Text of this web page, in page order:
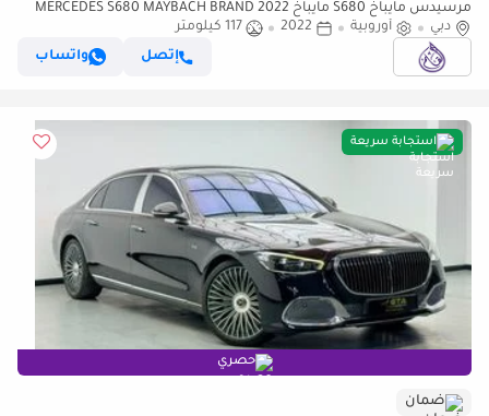
مرسيدس مايباخ S680 مايباخ 2022 MERCEDES S680 MAYBACH BRAND
NEWدبي أوروبية 2022
117 كيلومتر
إتصل
واتساب
استجابة سريعة
حصري
ضمان